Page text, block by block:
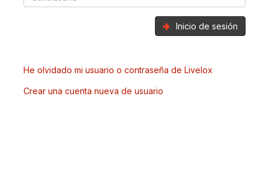
Inicio de sesión
He olvidado mi usuario o contraseña de Livelox
Crear una cuenta nueva de usuario